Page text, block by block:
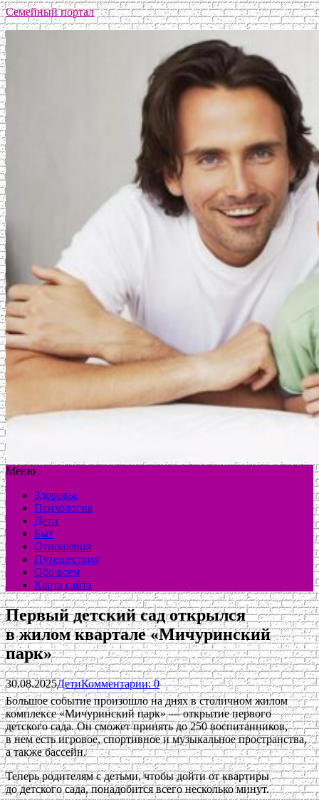
Семейный портал
Меню
Здоровье
Психология
Дети
Быт
Отношения
Путешествия
Обо всем
Карта сайта
Первый детский сад открылся
в жилом квартале «Мичуринский
парк»
30.08.2025ДетиКомментарии: 0
Большое событие произошло на днях в столичном жилом
комплексе «Мичуринский парк» — открытие первого
детского сада. Он сможет принять до 250 воспитанников,
в нем есть игровое, спортивное и музыкальное пространства,
а также бассейн.
Теперь родителям с детьми, чтобы дойти от квартиры
до детского сада, понадобится всего несколько минут.